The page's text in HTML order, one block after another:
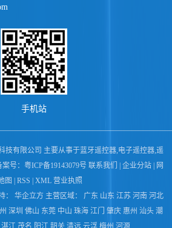
手机站
技有限公司 主要从事于蓝牙遥控器 电子遥控器 遥
号： 粤ICP备19143079号 联系我们 | 企业分站| 网
图 | RSS | XML 营业执照
： 华企立方 主营区域： 广东 山东 江苏 河南 河北
深圳 佛山 东莞 中山 珠海 江门 肇庆 惠州 汕头 潮
湛江 茂名 阳江 韶关 清远 云浮 梅州 河源